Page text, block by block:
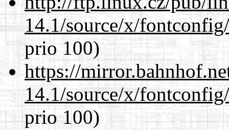
14.1/source/x/
prio 100)
https://
14.1/source/x/
prio 100)